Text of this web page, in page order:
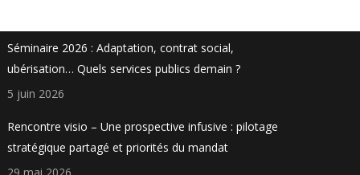
Séminaire 2026 : Adaptation, contrat social,
ubérisation… Quels services publics demain ?
5 juin 2026
Rencontre visio – Une prospective infusive : pilotage
stratégique partagé et priorités du mandat